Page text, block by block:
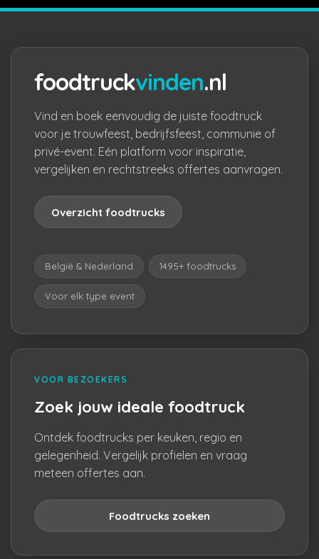
foodtruckvinden.nl
Vind en boek eenvoudig de juiste foodtruck
voor je trouwfeest, bedrijfsfeest, communie of
privé-event. Eén platform voor inspiratie,
vergelijken en rechtstreeks offertes aanvragen.
Overzicht foodtrucks
België & Nederland 1495+ foodtrucks
Voor elk type event
VOOR BEZOEKERS
Zoek jouw ideale foodtruck
Ontdek foodtrucks per keuken, regio en
gelegenheid. Vergelijk profielen en vraag
meteen offertes aan.
Foodtrucks zoeken